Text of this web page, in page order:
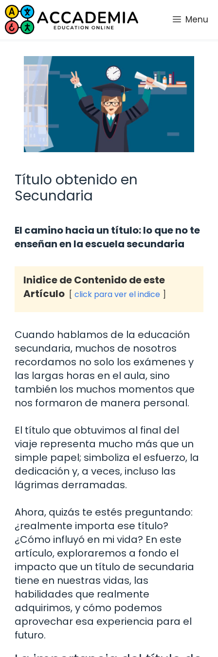
Saltar
al
contenido
Menu
Título obtenido en
Secundaria
El camino hacia un título: lo que no te
enseñan en la escuela secundaria
Inidice de Contenido de este
Artículo
click para ver el indice
Cuando hablamos de la educación
secundaria, muchos de nosotros
recordamos no solo los exámenes y
las largas horas en el aula, sino
también los muchos momentos que
nos formaron de manera personal.
El título que obtuvimos al final del
viaje representa mucho más que un
simple papel; simboliza el esfuerzo, la
dedicación y, a veces, incluso las
lágrimas derramadas.
Ahora, quizás te estés preguntando:
¿realmente importa ese título?
¿Cómo influyó en mi vida? En este
artículo, exploraremos a fondo el
impacto que un título de secundaria
tiene en nuestras vidas, las
habilidades que realmente
adquirimos, y cómo podemos
aprovechar esa experiencia para el
futuro.